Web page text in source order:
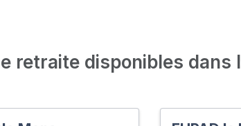
retraite disponibles